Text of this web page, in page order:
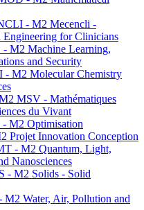
- M2 Mecencli -
Engineering for Clinicians
M2 Machine Learning,
and Security
M2 Molecular Chemistry
MSV - Mathématiques
du Vivant
M2 Optimisation
Projet Innovation Conception
- M2 Quantum, Light,
Nanosciences
- M2 Solids - Solid
M2 Water, Air, Pollution and